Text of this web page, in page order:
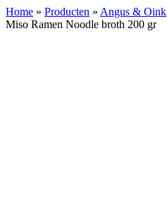
Home » Producten » Angus & Oink
Miso Ramen Noodle broth 200 gr